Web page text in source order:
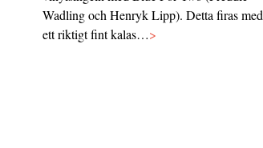
Wadling och Henryk Lipp). Detta firas med
ett riktigt fint kalas…>